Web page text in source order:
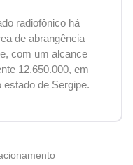
radiofônico há
de abrangência
com um alcance
12.650.000, em
de Sergipe.